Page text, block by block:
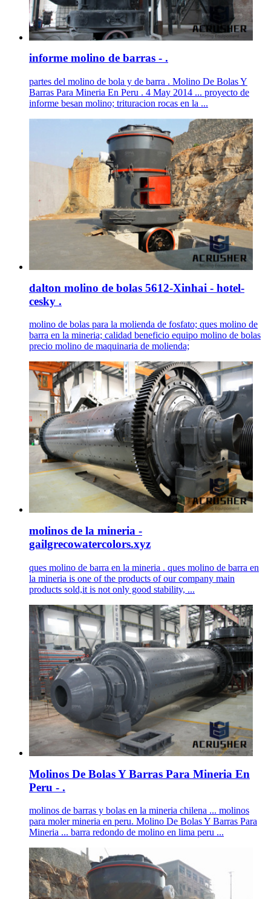
informe molino de barras - .
partes del molino de bola y de barra . Molino De Bolas Y
Barras Para Mineria En Peru . 4 May 2014 ... proyecto de
informe besan molino; trituracion rocas en la ...
dalton molino de bolas 5612-Xinhai - hotel-
cesky .
molino de bolas para la molienda de fosfato; ques molino de
barra en la mineria; calidad beneficio equipo molino de bolas
precio molino de maquinaria de molienda;
molinos de la mineria -
gailgrecowatercolors.xyz
ques molino de barra en la mineria . ques molino de barra en
la mineria is one of the products of our company main
products sold,it is not only good stability, ...
Molinos De Bolas Y Barras Para Mineria En
Peru - .
molinos de barras y bolas en la mineria chilena ... molinos
para moler mineria en peru. Molino De Bolas Y Barras Para
Mineria ... barra redondo de molino en lima peru ...